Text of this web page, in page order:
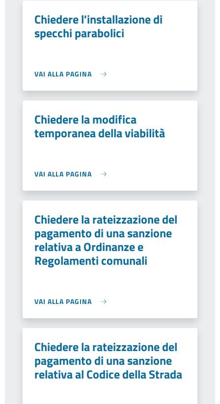
Chiedere l'installazione di
specchi parabolici
VAI ALLA PAGINA
Chiedere la modifica
temporanea della viabilità
VAI ALLA PAGINA
Chiedere la rateizzazione del
pagamento di una sanzione
relativa a Ordinanze e
Regolamenti comunali
VAI ALLA PAGINA
Chiedere la rateizzazione del
pagamento di una sanzione
relativa al Codice della Strada